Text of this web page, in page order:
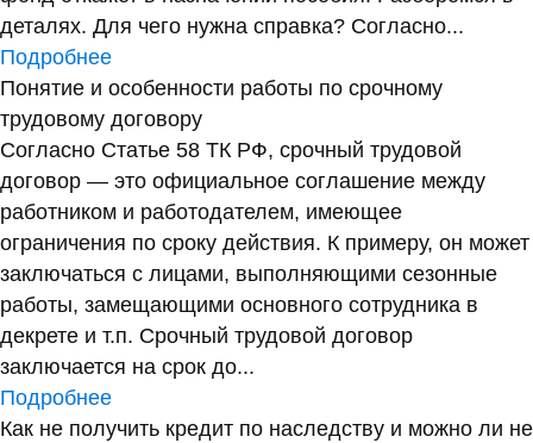
деталях. Для чего нужна справка? Согласно...
Подробнее
Понятие и особенности работы по срочному
трудовому договору
Согласно Статье 58 ТК РФ, срочный трудовой
договор — это официальное соглашение между
работником и работодателем, имеющее
ограничения по сроку действия. К примеру, он может
заключаться с лицами, выполняющими сезонные
работы, замещающими основного сотрудника в
декрете и т.п. Срочный трудовой договор
заключается на срок до...
Подробнее
Как не получить кредит по наследству и можно ли не